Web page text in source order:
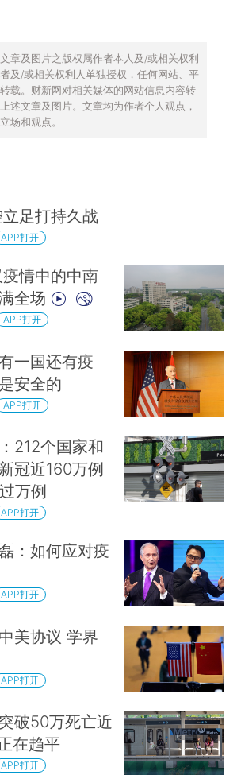
章及图片之版权属作者本人及/或相关权利
及/或相关权利人单独授权，任何网站、平
载。财新网对相关媒体的网站信息内容转
述文章及图片。文章均为作者个人观点，
场和观点。
足打持久战
APP打开
情中的中南
全场
APP打开
一国还有疫
安全的
APP打开
212个国家和
冠近160万例
万例
APP打开
：如何应对疫
APP打开
美协议 学界
APP打开
破50万死亡近
在趋平
APP打开